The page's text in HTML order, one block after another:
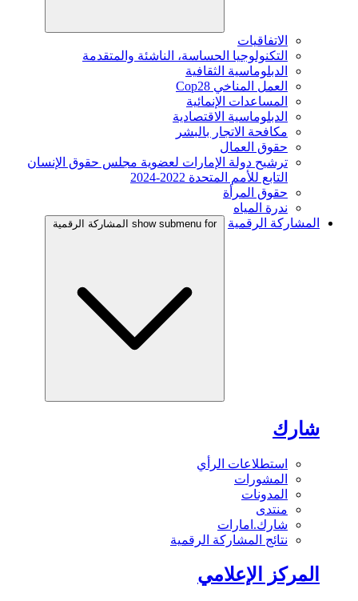
الاتفاقيات
التكنولوجيا الحساسة، الناشئة والمتقدمة
الدبلوماسية الثقافية
العمل المناخي Cop28
المساعدات الإنمائية
الدبلوماسية الاقتصادية
مكافحة الاتجار بالبشر
حقوق العمال
ترشيح دولة الإمارات لعضوية مجلس حقوق الإنسان
التابع للأمم المتحدة 2022-2024
حقوق المرأة
ندرة المياه
المشاركة الرقمية
show submenu for المشاركة الرقمية
شارك
استطلاعات الرأي
المشورات
المدونات
منتدى
شارك.امارات
نتائج المشاركة الرقمية
المركز الإعلامي